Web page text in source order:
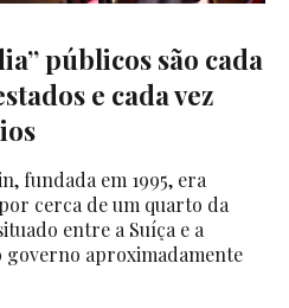
públicos são cada
e cada vez
fundada em 1995, era
cerca de um quarto da
entre a Suíça e a
governo aproximadamente